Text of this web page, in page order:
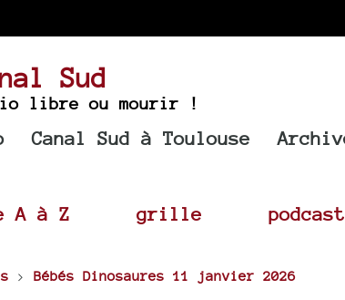
Sud
libre ou mourir !
Canal Sud à Toulouse
A à Z grille podcast
> Bébés Dinosaures 11 janvier 2026